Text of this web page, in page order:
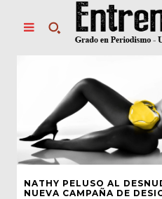
NATHY PELUSO AL
NUEVA CAMPAÑA DE